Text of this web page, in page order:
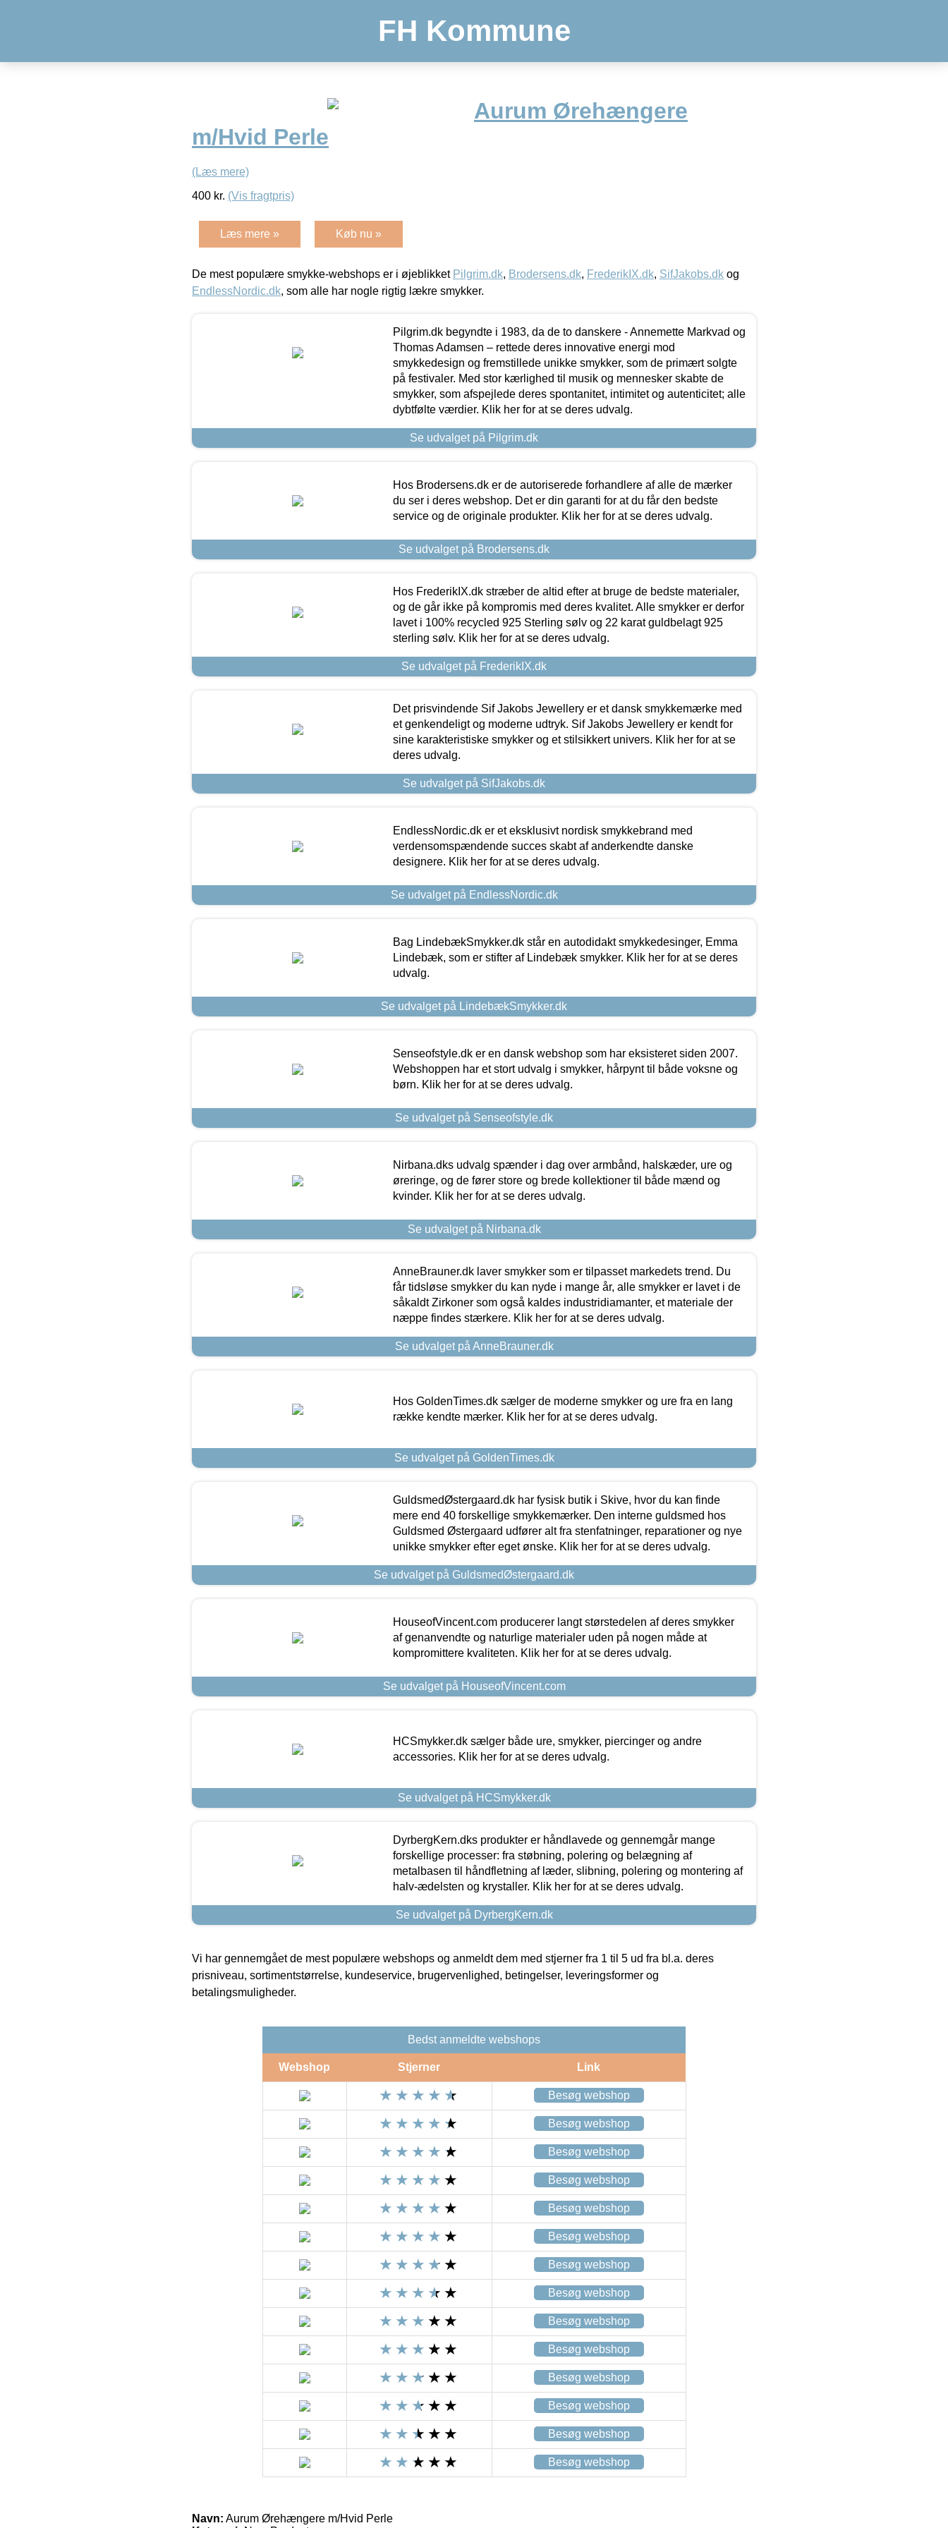
FH Kommune
Aurum Ørehængere
m/Hvid Perle
(Læs mere)
400 kr. (Vis fragtpris)
Læs mere » Køb nu »
De mest populære smykke-webshops er i øjeblikket Pilgrim.dk, Brodersens.dk, FrederikIX.dk, SifJakobs.dk og
EndlessNordic.dk, som alle har nogle rigtig lækre smykker.
Pilgrim.dk begyndte i 1983, da de to danskere - Annemette Markvad og
Thomas Adamsen – rettede deres innovative energi mod
smykkedesign og fremstillede unikke smykker, som de primært solgte
på festivaler. Med stor kærlighed til musik og mennesker skabte de
smykker, som afspejlede deres spontanitet, intimitet og autenticitet; alle
dybtfølte værdier. Klik her for at se deres udvalg.
Se udvalget på Pilgrim.dk
Hos Brodersens.dk er de autoriserede forhandlere af alle de mærker
du ser i deres webshop. Det er din garanti for at du får den bedste
service og de originale produkter. Klik her for at se deres udvalg.
Se udvalget på Brodersens.dk
Hos FrederikIX.dk stræber de altid efter at bruge de bedste materialer,
og de går ikke på kompromis med deres kvalitet. Alle smykker er derfor
lavet i 100% recycled 925 Sterling sølv og 22 karat guldbelagt 925
sterling sølv. Klik her for at se deres udvalg.
Se udvalget på FrederikIX.dk
Det prisvindende Sif Jakobs Jewellery er et dansk smykkemærke med
et genkendeligt og moderne udtryk. Sif Jakobs Jewellery er kendt for
sine karakteristiske smykker og et stilsikkert univers. Klik her for at se
deres udvalg.
Se udvalget på SifJakobs.dk
EndlessNordic.dk er et eksklusivt nordisk smykkebrand med
verdensomspændende succes skabt af anderkendte danske
designere. Klik her for at se deres udvalg.
Se udvalget på EndlessNordic.dk
Bag LindebækSmykker.dk står en autodidakt smykkedesinger, Emma
Lindebæk, som er stifter af Lindebæk smykker. Klik her for at se deres
udvalg.
Se udvalget på LindebækSmykker.dk
Senseofstyle.dk er en dansk webshop som har eksisteret siden 2007.
Webshoppen har et stort udvalg i smykker, hårpynt til både voksne og
børn. Klik her for at se deres udvalg.
Se udvalget på Senseofstyle.dk
Nirbana.dks udvalg spænder i dag over armbånd, halskæder, ure og
øreringe, og de fører store og brede kollektioner til både mænd og
kvinder. Klik her for at se deres udvalg.
Se udvalget på Nirbana.dk
AnneBrauner.dk laver smykker som er tilpasset markedets trend. Du
får tidsløse smykker du kan nyde i mange år, alle smykker er lavet i de
såkaldt Zirkoner som også kaldes industridiamanter, et materiale der
næppe findes stærkere. Klik her for at se deres udvalg.
Se udvalget på AnneBrauner.dk
Hos GoldenTimes.dk sælger de moderne smykker og ure fra en lang
række kendte mærker. Klik her for at se deres udvalg.
Se udvalget på GoldenTimes.dk
GuldsmedØstergaard.dk har fysisk butik i Skive, hvor du kan finde
mere end 40 forskellige smykkemærker. Den interne guldsmed hos
Guldsmed Østergaard udfører alt fra stenfatninger, reparationer og nye
unikke smykker efter eget ønske. Klik her for at se deres udvalg.
Se udvalget på GuldsmedØstergaard.dk
HouseofVincent.com producerer langt størstedelen af deres smykker
af genanvendte og naturlige materialer uden på nogen måde at
kompromittere kvaliteten. Klik her for at se deres udvalg.
Se udvalget på HouseofVincent.com
HCSmykker.dk sælger både ure, smykker, piercinger og andre
accessories. Klik her for at se deres udvalg.
Se udvalget på HCSmykker.dk
DyrbergKern.dks produkter er håndlavede og gennemgår mange
forskellige processer: fra støbning, polering og belægning af
metalbasen til håndfletning af læder, slibning, polering og montering af
halv-ædelsten og krystaller. Klik her for at se deres udvalg.
Se udvalget på DyrbergKern.dk
Vi har gennemgået de mest populære webshops og anmeldt dem med stjerner fra 1 til 5 ud fra bl.a. deres
prisniveau, sortimentstørrelse, kundeservice, brugervenlighed, betingelser, leveringsformer og
betalingsmuligheder.
Bedst anmeldte webshops
Webshop Stjerner Link
Besøg webshop
Besøg webshop
Besøg webshop
Besøg webshop
Besøg webshop
Besøg webshop
Besøg webshop
Besøg webshop
Besøg webshop
Besøg webshop
Besøg webshop
Besøg webshop
Besøg webshop
Besøg webshop
Navn: Aurum Ørehængere m/Hvid Perle